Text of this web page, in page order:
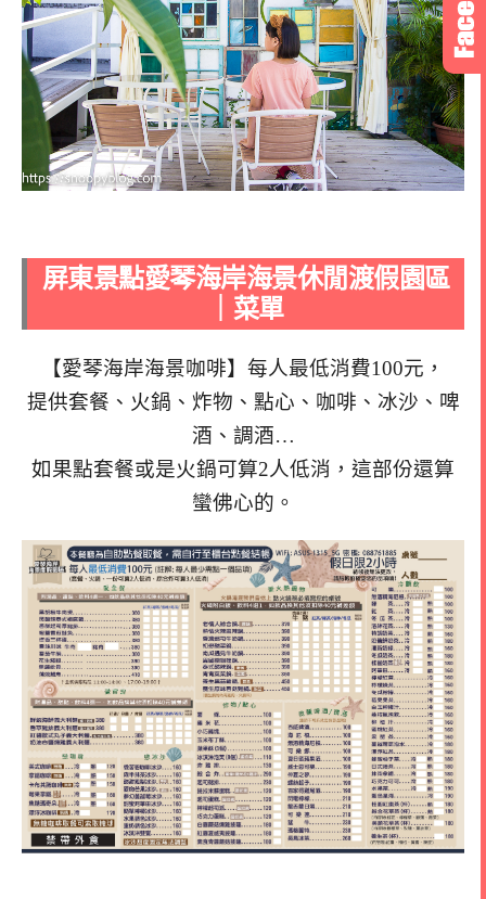
屏東景點愛琴海岸海景休閒渡假園區
｜菜單
【愛琴海岸海景咖啡】每人最低消費100元，
提供套餐、火鍋、炸物、點心、咖啡、冰沙、啤
酒、調酒…
如果點套餐或是火鍋可算2人低消，這部份還算
蠻佛心的。